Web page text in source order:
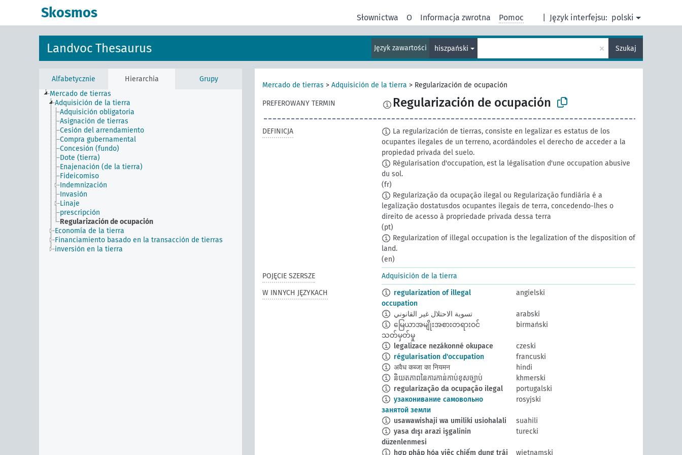
Skosmos Język interfejsu: polski
Słownictwa O Informacja zwrotna Pomoc
Landvoc Thesaurus Język zawartości hiszpański × Szukaj
Alfabetycznie Hierarchia
Grupy
Mercado de tierras
Adquisición de la tierra
Adquisición obligatoria
Asignación de tierras
Cesión del arrendamiento
Compra gubernamental
Concesión (fundo)
Dote (tierra)
Enajenación (de la tierra)
Fideicomiso
Indemnización
Invasión
Linaje
prescripción
Regularización de ocupación
Economía de la tierra
Financiamiento basado en la transacción de tierras
inversión en la tierra
Mercado de tierras > Adquisición de la tierra > Regularización de ocupación
PREFEROWANY TERMIN Regularización de ocupación
DEFINICJA
La regularización de tierras, consiste en legalizar es estatus de los
ocupantes ilegales de un terreno, acordándoles el derecho de acceder a la
propiedad privada del suelo.
Régularisation d'occupation, est la légalisation d'une occupation abusive
du sol.
(fr)
Regularização da ocupação ilegal ou Regularização fundiária é a
legalização dostatusdos ocupantes ilegais de terra, concedendo-lhes o
direito de acesso à propriedade privada dessa terra
(pt)
Regularization of illegal occupation is the legalization of the disposition of
land.
(en)
POJĘCIE SZERSZE
Adquisición de la tierra
W INNYCH JĘZYKACH
regularization of illegal
occupation
angielski
تسوية الاحتلال غير القانوني
arabski
မြေယာအမျိုးအစားတရားဝင်
သတ်မှတ်မှု
birmański
legalizace nezákonné okupace
czeski
régularisation d'occupation
francuski
अवैध कब्जा का नियमन
hindi
និយតភាពនៃការកាន់កាប់ខុសច្បាប់
khmerski
regularização da ocupação ilegal
portugalski
узаконивание самовольно
занятой земли
rosyjski
usawawishaji wa umiliki usiohalali
suahili
yasa dışı arazi işgalinin
düzenlenmesi
turecki
hợp pháp hóa việc chiếm dụng trái wietnamski